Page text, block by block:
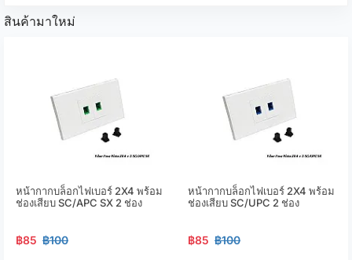
สินค้ามาใหม่
หน้ากากบล็อกไฟเบอร์ 2X4 พร้อม
ช่องเสียบ SC/APC SX 2 ช่อง
฿85 ฿100
หน้ากากบล็อกไฟเบอร์ 2X4 พร้อม
ช่องเสียบ SC/UPC 2 ช่อง
฿85 ฿100